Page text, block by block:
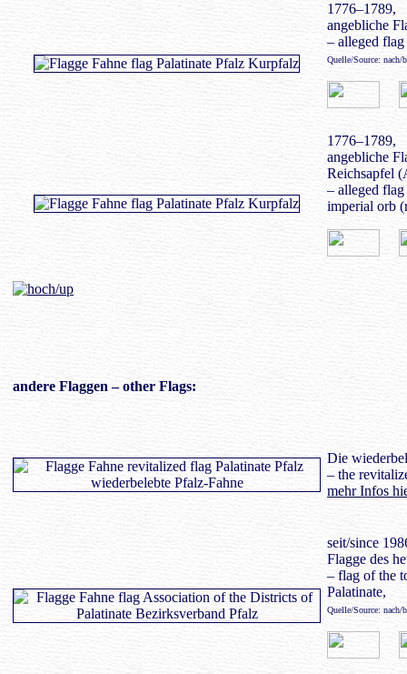
1776–1789,
angebliche
– alleged
Quelle/Source:
1776–1789,
angebliche
Reichsapfel
– alleged
imperial orb
andere Flaggen – other Flags:
Die
– the
mehr Infos
seit/since
Flagge des
– flag of the
Palatinate,
Quelle/Source: